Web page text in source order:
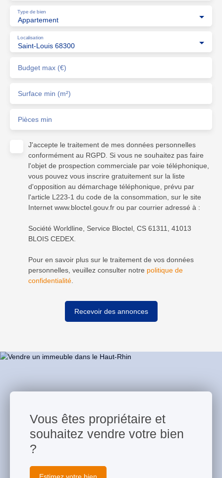
Appartement
Type de bien
Saint-Louis 68300
Localisation
Budget max (€)
Surface min (m²)
Pièces min
J'accepte le traitement de mes données personnelles
conformément au RGPD. Si vous ne souhaitez pas faire
l'objet de prospection commerciale par voie téléphonique,
vous pouvez vous inscrire gratuitement sur la liste
d'opposition au démarchage téléphonique, prévu par
l'article L223-1 du code de la consommation, sur le site
Internet www.bloctel.gouv.fr ou par courrier adressé à :
Société Worldline, Service Bloctel, CS 61311, 41013
BLOIS CEDEX.
Pour en savoir plus sur le traitement de vos données
personnelles, veuillez consulter notre politique de
confidentialité.
Recevoir des annonces
Vous êtes propriétaire et
souhaitez vendre votre bien
?